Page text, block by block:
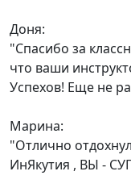
Доня:
"Спасибо за
что ваши
Успехов! Еще не
Марина:
"Отлично
ИнЯкутия , ВЫ -